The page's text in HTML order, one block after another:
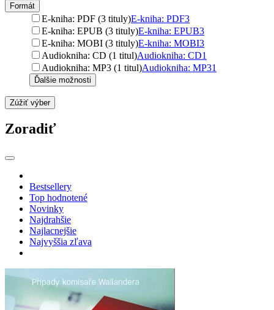
Formát
E-kniha: PDF (3 tituly)E-kniha: PDF3
E-kniha: EPUB (3 tituly)E-kniha: EPUB3
E-kniha: MOBI (3 tituly)E-kniha: MOBI3
Audiokniha: CD (1 titul)Audiokniha: CD1
Audiokniha: MP3 (1 titul)Audiokniha: MP31
Ďalšie možnosti
Zúžiť výber
Zoradiť
Bestsellery
Top hodnotené
Novinky
Najdrahšie
Najlacnejšie
Najvyššia zľava